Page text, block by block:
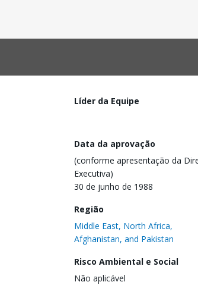
Líder da Equipe
Data da aprovação
(conforme apresentação da
Executiva)
30 de junho de 1988
Região
Middle East, North Africa,
Afghanistan, and Pakistan
Risco Ambiental e Social
Não aplicável